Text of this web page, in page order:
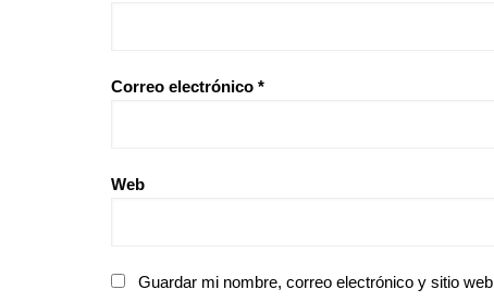
Correo electrónico *
Web
Guardar mi nombre, correo electrónico y sitio